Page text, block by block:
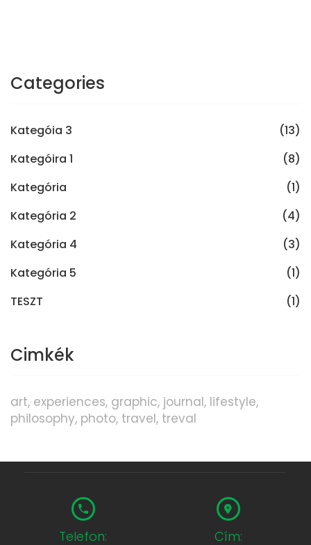
Categories
Kategóia 3
(13)
Kategóira 1
(8)
Kategória
(1)
Kategória 2
(4)
Kategória 4
(3)
Kategória 5
(1)
TESZT
(1)
Cimkék
art experiences graphic journal lifestyle
philosophy photo travel treval
Telefon: Cím: